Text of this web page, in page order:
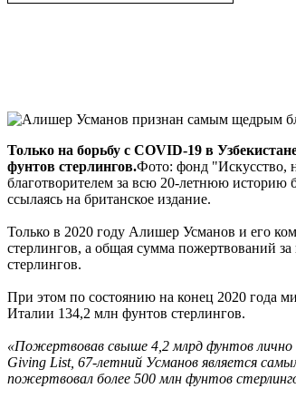
Только на борьбу с COVID-19 в
фунтов стерлингов.Фото: фонд "Искусство,
благотворителем за всю 20-летнюю
ссылаясь на британское издание.
Только в 2020 году Алишер Усманов и его
стерлингов, а общая сумма пожертвований
стерлингов.
При этом по состоянию на конец 2020 года
Италии 134,2 млн фунтов стерлингов.
«Пожертвовав свыше 4,2 млрд фунтов лично
Giving List, 67-летний Усманов является
пожертвовал более 500 млн фунтов